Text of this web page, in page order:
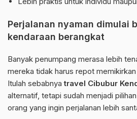
Perjalanan nyaman dimulai
kendaraan berangkat
Banyak penumpang merasa lebih
mereka tidak harus repot
Itulah sebabnyatravel Cibubur
alternatif, tetapi sudah menjadi
orang yang ingin perjalanan lebih